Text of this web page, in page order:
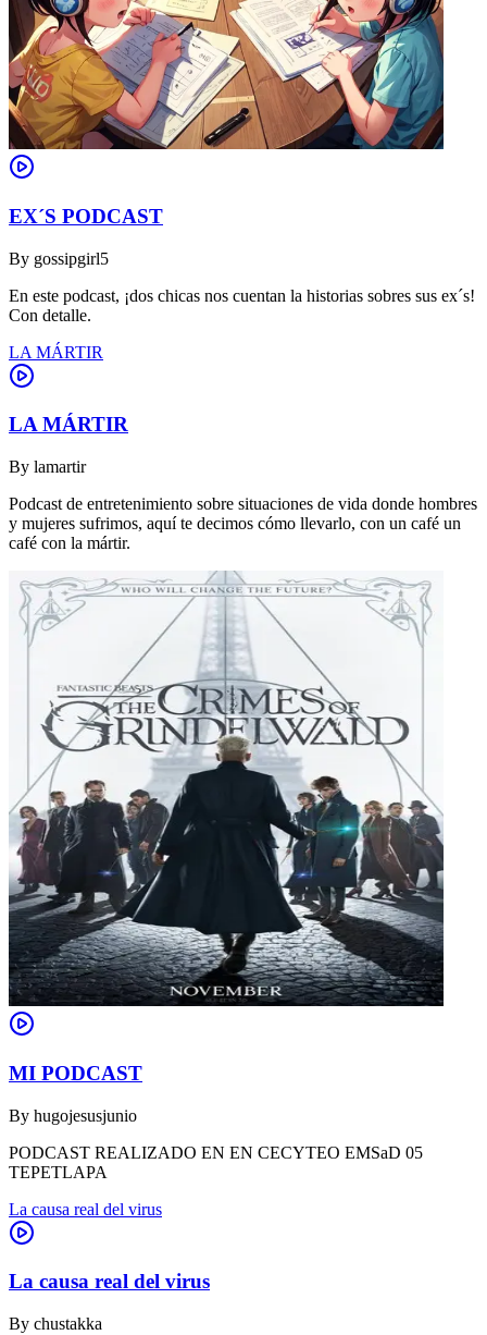
EX´S PODCAST
By gossipgirl5
En este podcast, ¡dos chicas nos cuentan la historias sobres sus ex´s!
Con detalle.
LA MÁRTIR
LA MÁRTIR
By lamartir
Podcast de entretenimiento sobre situaciones de vida donde hombres
y mujeres sufrimos, aquí te decimos cómo llevarlo, con un café un
café con la mártir.
MI PODCAST
By hugojesusjunio
PODCAST REALIZADO EN EN CECYTEO EMSaD 05
TEPETLAPA
La causa real del virus
La causa real del virus
By chustakka